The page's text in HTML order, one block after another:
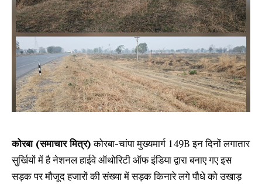
कोरबा (समाचार मित्र)कोरबा-चांपा मुख्यमार्ग 149B इन दिनों लगातार
सुर्खियों में है नेशनल हाईवे ऑथोरिटी ऑफ इंडिया द्वारा बनाए गए इस
सड़क पर मौजूद हजारों की संख्या में सड़क किनारे लगे पौधे को उखाड़